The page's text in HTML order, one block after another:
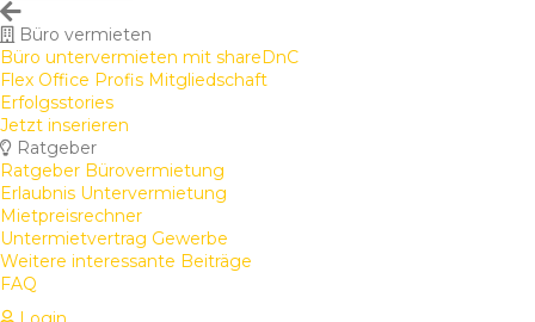
Büro vermieten
Büro untervermieten mit shareDnC
Flex Office Profis Mitgliedschaft
Erfolgsstories
Jetzt inserieren
Ratgeber
Ratgeber Bürovermietung
Erlaubnis Untervermietung
Mietpreisrechner
Untermietvertrag Gewerbe
Weitere interessante Beiträge
FAQ